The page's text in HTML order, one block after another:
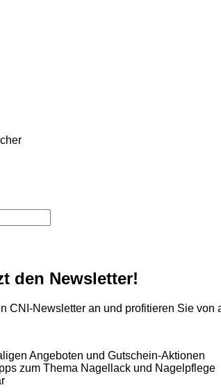
den Newsletter!
CNI-Newsletter an und profitieren Sie von
Angeboten und Gutschein-Aktionen
zum Thema Nagellack und Nagelpflege